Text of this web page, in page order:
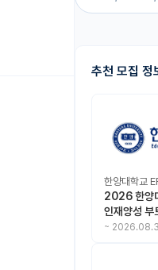
추천 모집 정
한양대학교
2026 한양
인재양성 부
모집 중, 1
~